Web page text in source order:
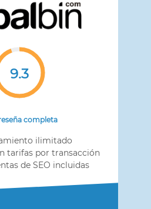
9.3
completa
ilimitado
tarifas por transacción
de SEO incluidas